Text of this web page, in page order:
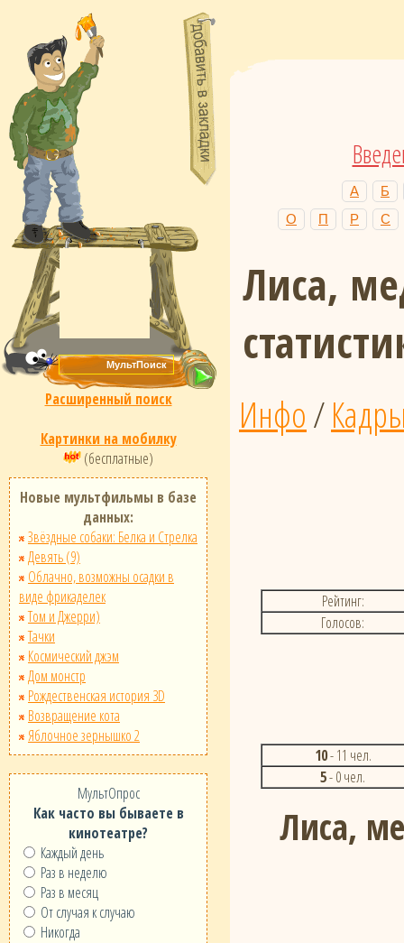
Расширенный поиск
Картинки на мобилку
(бесплатные)
Новые мультфильмы в базе
данных:
Звёздные собаки: Белка и Стрелка
Девять (9)
Облачно, возможны осадки в
виде фрикаделек
Том и Джерри)
Тачки
Космический джэм
Дом монстр
Рождественская история 3D
Возвращение кота
Яблочное зернышко 2
МультОпрос
Как часто вы бываете в
кинотеатре?
Каждый день
Раз в неделю
Раз в месяц
От случая к случаю
Никогда
А
Б
О
П Р С
Лиса,
Инфо/
Рейтинг:
Голосов:
10- 11 чел.
5- 0 чел.
Лиса,